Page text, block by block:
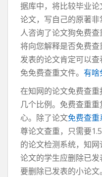
据库中，将比较毕业
论文，写自己的原著
人咨询了论文狗免费
将向您解释是否免费
发表的论文肯定可以
免免费查重文件。 有啥
在知网的论文免费查
几个比例。免费查重
心。除了论文免费查重
尊论文查重，只需要
的论文检测系统，知
论文的学生应删除已
要删除已发表的小论文。